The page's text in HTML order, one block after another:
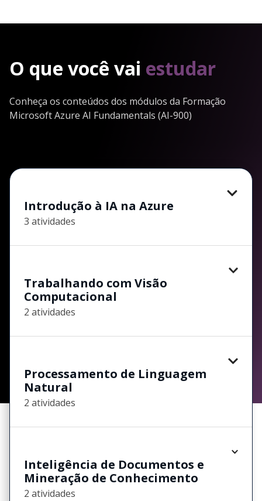
O que você vai estudar
Conheça os conteúdos dos módulos da Formação
Microsoft Azure AI Fundamentals (AI-900)
Introdução à IA na Azure
3 atividades
Trabalhando com Visão
Computacional
2 atividades
Processamento de Linguagem
Natural
2 atividades
Inteligência de Documentos e
Mineração de Conhecimento
2 atividades